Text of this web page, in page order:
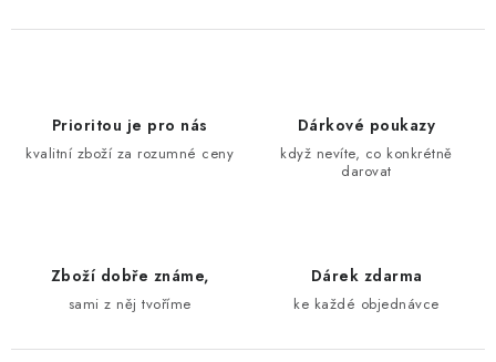
Prioritou je pro nás
kvalitní zboží za rozumné ceny
Dárkové poukazy
když nevíte, co konkrétně
darovat
Zboží dobře známe,
sami z něj tvoříme
Dárek zdarma
ke každé objednávce